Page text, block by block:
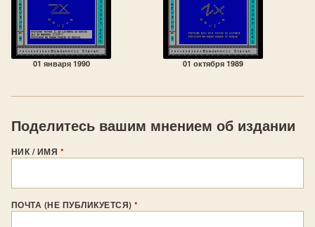
01 января 1990 01 октября 1989
Поделитесь вашим мнением об издании
НИК / ИМЯ *
ПОЧТА (НЕ ПУБЛИКУЕТСЯ)*